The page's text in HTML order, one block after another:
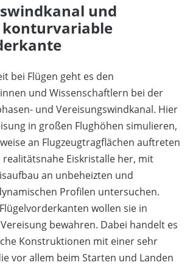
und
konturvariable
bei Flügen geht es den
und Wissenschaftlern bei der
und Vereisungswindkanal. Hier
in großen Flughöhen simulieren,
an Flugzeugtragflächen auftreten
realitätsnahe Eiskristalle her, mit
an unbeheizten und
Profilen untersuchen.
wollen sie in
bewahren. Dabei handelt es
Konstruktionen mit einer sehr
vor allem beim Starten und Landen